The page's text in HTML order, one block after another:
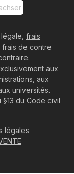
frais
frais de contre
aux
aux
universités.
du Code civil
légales